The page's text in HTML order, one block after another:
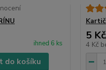
ihned 6 ks
do košíku
5 Kč
4 Kč